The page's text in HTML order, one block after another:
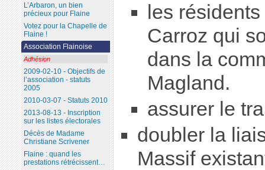
les
Carroz qui
dans la
Magland.
assurer le
doubler la
Massif
L’Arbaron, un bien
précieux pour Flaine
Votez pour la Chapelle de
Flaine !
Association Flainoise
Adhésion
2009-02-10 - Objectifs de
l’association - statuts
2005
2010-03-07 - Statuts 2010
2013-08-13 - Inscription
sur les listes électorales
Décès de Madame
Christiane Scrivener
Flaine : quand les
prestations rétrécissent…